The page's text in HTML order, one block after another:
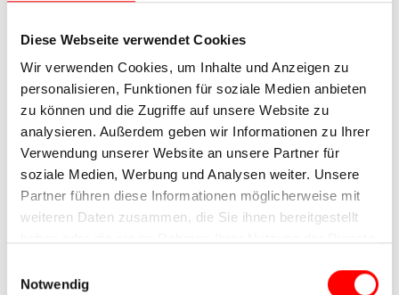
Diese Webseite verwendet Cookies
Wir verwenden Cookies, um Inhalte und Anzeigen zu
personalisieren, Funktionen für soziale Medien anbieten
zu können und die Zugriffe auf unsere Website zu
analysieren. Außerdem geben wir Informationen zu Ihrer
Verwendung unserer Website an unsere Partner für
soziale Medien, Werbung und Analysen weiter. Unsere
Partner führen diese Informationen möglicherweise mit
weiteren Daten zusammen, die Sie ihnen bereitgestellt
Notwendig
zunächst das Ostseebad Zinnowitz. Entlang der
bewaldeten Küste haben Sie unterwegs die eine
oder andere Möglichkeit, ins kühle Nass der
Ostsee zu springen. Mit Heringsdorf erreichen Sie
eines der Kaiserbäder Usedoms. Das mondäne
Seebad nennt eine 508 Meter lange Seebrücke
sein Eigen. Sie ist die längste in Deutschland.
Wenige Kilometer inseleinwärts liegt das
Gutsdorf Mellenthin, welches ein romantisches
Wasserschloss besitzt. Sieübernachten in